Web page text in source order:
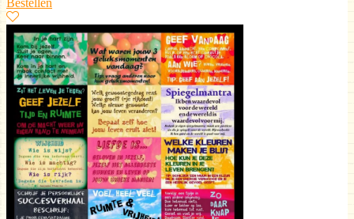
Bestellen